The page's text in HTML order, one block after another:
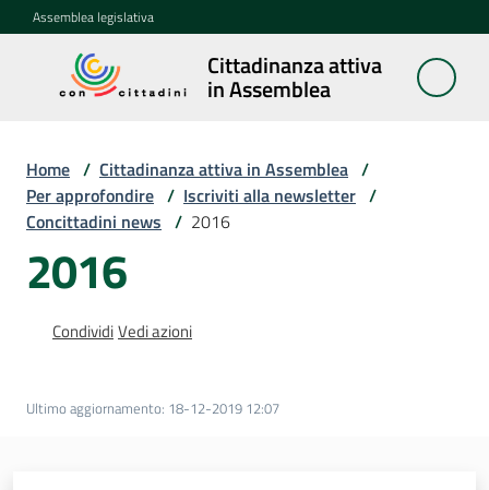
Vai al contenuto
Vai alla navigazione
Vai al footer
Assemblea legislativa
Cittadinanza attiva
in Assemblea
Cittadinanza
attiva in
Concittadini
Porte
Mostre
Home / Cittadinanza attiva in Assemblea /
Per approfondire / Iscriviti alla newsletter /
Concittadini news / 2016
2016
CondividiVedi azioni
Ultimo aggiornamento: 18-12-2019 12:07